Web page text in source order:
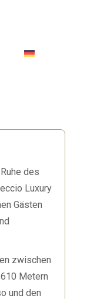
des
Luxury
Gästen
zwischen
Metern
und den